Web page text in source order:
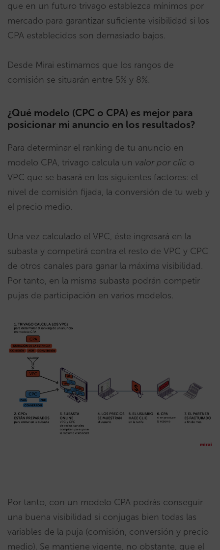
que en un futuro trivago establezca mínimos por
mercado para garantizar suficiente visibilidad si los
CPA establecidos son demasiado bajos.
Desde Mirai estimamos que los rangos de
comisión se situarán entre 5% y 8%.
¿Qué modelo (CPC o CPA) es mejor para
posicionar mi anuncio en los resultados?
Para determinar el ranking de tu anuncio en
modelo CPA, trivago calcula un valor por clic o
VPC que se basará en los siguientes factores: el
nivel de comisión fijada, la conversión de tu web y
el precio medio.
Una vez calculado el VPC, éste ingresará en la
subasta y competirá contra el resto de VPC y CPC
de otros canales para ganar la máxima visibilidad.
Por tanto, en la misma subasta podrán competir
pujas de participación en varios modelos.
Por tanto, con un modelo CPA podrás conseguir
una buena visibilidad si conjugas bien todas las
variables de la puja (comisión, conversión y precio
medio). Se mantiene vigente, no obstante, que el